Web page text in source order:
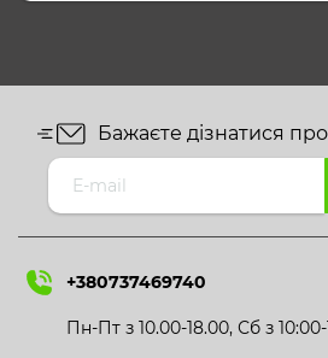
Бажаєте дізнатися
+380737469740
Пн-Пт з 10.00-18.00, Сб з